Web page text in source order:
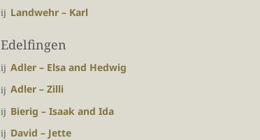
Landwehr – Karl
Edelfingen
Adler – Elsa and Hedwig
Adler – Zilli
Bierig – Isaak and Ida
David – Jette